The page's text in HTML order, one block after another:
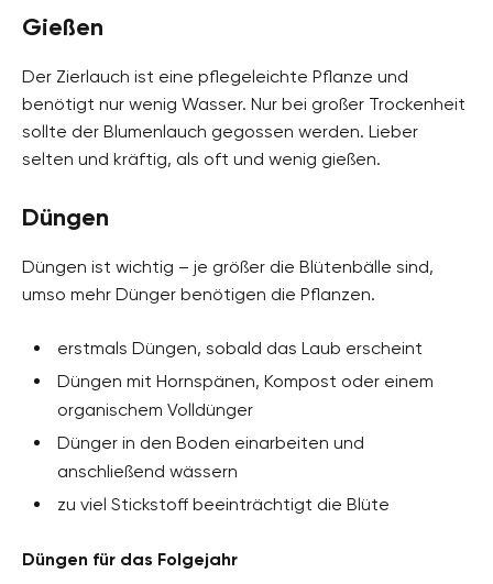
Gießen
Der Zierlauch ist eine pflegeleichte Pflanze und
benötigt nur wenig Wasser. Nur bei großer Trockenheit
sollte der Blumenlauch gegossen werden. Lieber
selten und kräftig, als oft und wenig gießen.
Düngen
Düngen ist wichtig – je größer die Blütenbälle sind,
umso mehr Dünger benötigen die Pflanzen.
erstmals Düngen, sobald das Laub erscheint
Düngen mit Hornspänen, Kompost oder einem
organischem Volldünger
Dünger in den Boden einarbeiten und
anschließend wässern
zu viel Stickstoff beeinträchtigt die Blüte
Düngen für das Folgejahr